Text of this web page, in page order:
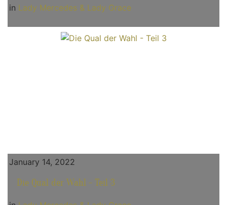
in Lady Mercedes & Lady Grace
January 14, 2022
Die Qual der Wahl - Teil 3